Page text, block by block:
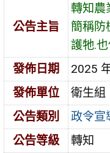
公告主旨
轉知農
簡稱防
護牠.
發佈日期
2025
發佈單位
衛生組
公告類別
政令宣
公告等級
轉知